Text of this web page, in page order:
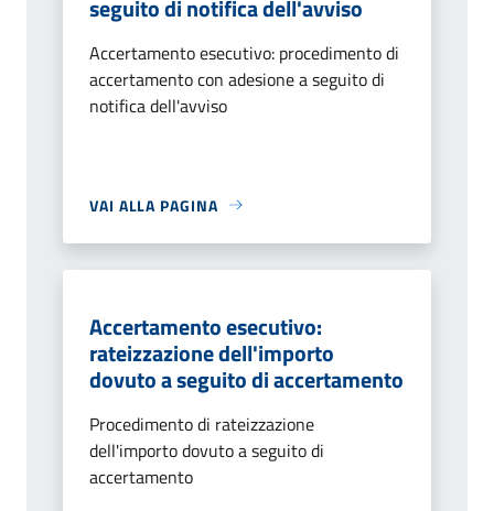
seguito di notifica dell'avviso
Accertamento esecutivo: procedimento di
accertamento con adesione a seguito di
notifica dell'avviso
VAI ALLA PAGINA
Accertamento esecutivo:
rateizzazione dell'importo
dovuto a seguito di accertamento
Procedimento di rateizzazione
dell'importo dovuto a seguito di
accertamento